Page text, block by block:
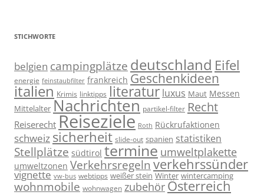
STICHWORTE
belgien campingplätze deutschland Eifel
energie feinstaubfilter frankreich Geschenkideen
italien Krimis linktipps literatur luxus Maut Messen
Mittelalter Nachrichten partikel-filter Recht
Reiserecht Reiseziele Roth Rückrufaktionen
schweiz sicherheit slide-out spanien statistiken
Stellplätze südtirol termine umweltplakette
umweltzonen Verkehrsregeln verkehrssünder
vignette vw-bus webtipps weißer stein Winter wintercamping
wohnmobile wohnwagen zubehör Österreich